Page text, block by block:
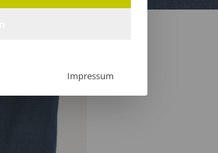
Impressum